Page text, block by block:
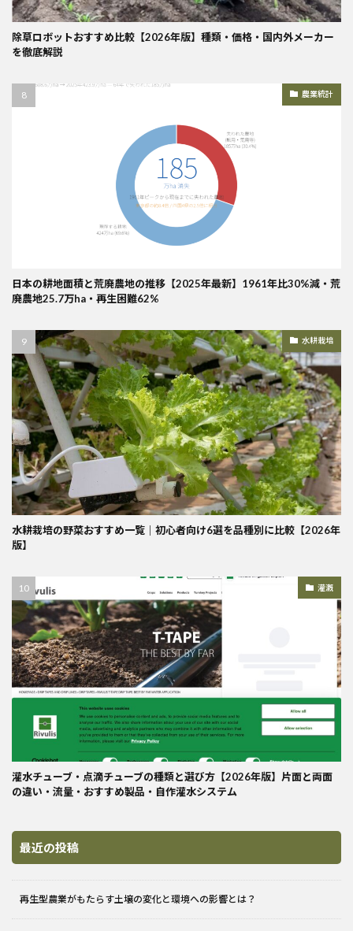
除草ロボットおすすめ比較【2026年版】種類・価格・国内外メーカー
を徹底解説
農業統計
日本の耕地面積と荒廃農地の推移【2025年最新】1961年比30%減・荒
廃農地25.7万ha・再生困難62%
水耕栽培
水耕栽培の野菜おすすめ一覧｜初心者向け6選を品種別に比較【2026年
版】
灌漑
灌水チューブ・点滴チューブの種類と選び方【2026年版】片面と両面
の違い・流量・おすすめ製品・自作灌水システム
最近の投稿
再生型農業がもたらす土壌の変化と環境への影響とは？